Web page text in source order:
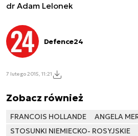
dr Adam Lelonek
Defence24
7 lutego 2015, 11:21
Zobacz również
FRANCOIS HOLLANDE
ANGELA
STOSUNKI NIEMIECKO- ROSYJSKIE